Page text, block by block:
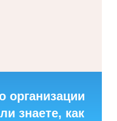
организации
знаете, как